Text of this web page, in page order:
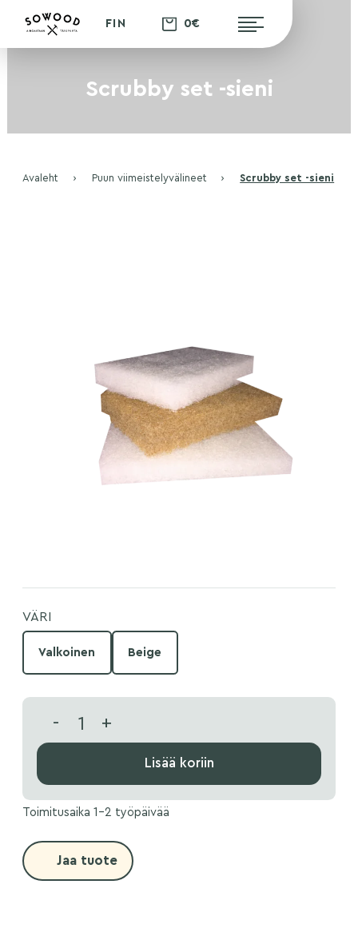
FIN 0€
Scrubby set -sieni
Avaleht › Puun viimeistelyvälineet › Scrubby set -sieni
VÄRI
Valkoinen Beige
- +
Lisää koriin
Toimitusaika 1-2 työpäivää
Jaa tuote